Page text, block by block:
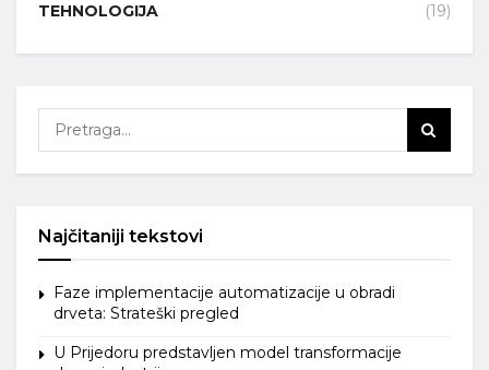
TEHNOLOGIJA (19)
Najčitaniji tekstovi
Faze implementacije automatizacije u obradi
drveta: Strateški pregled
U Prijedoru predstavljen model transformacije